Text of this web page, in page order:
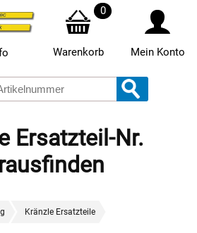
0
Warenkorb Mein Konto
Ersatzteil-Nr.
Kränzle Ersatzteile